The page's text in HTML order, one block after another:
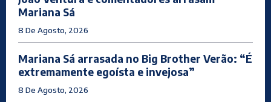
Mariana Sá
8 De Agosto, 2026
Mariana Sá arrasada no Big Brother Verão: “É
extremamente egoísta e invejosa”
8 De Agosto, 2026